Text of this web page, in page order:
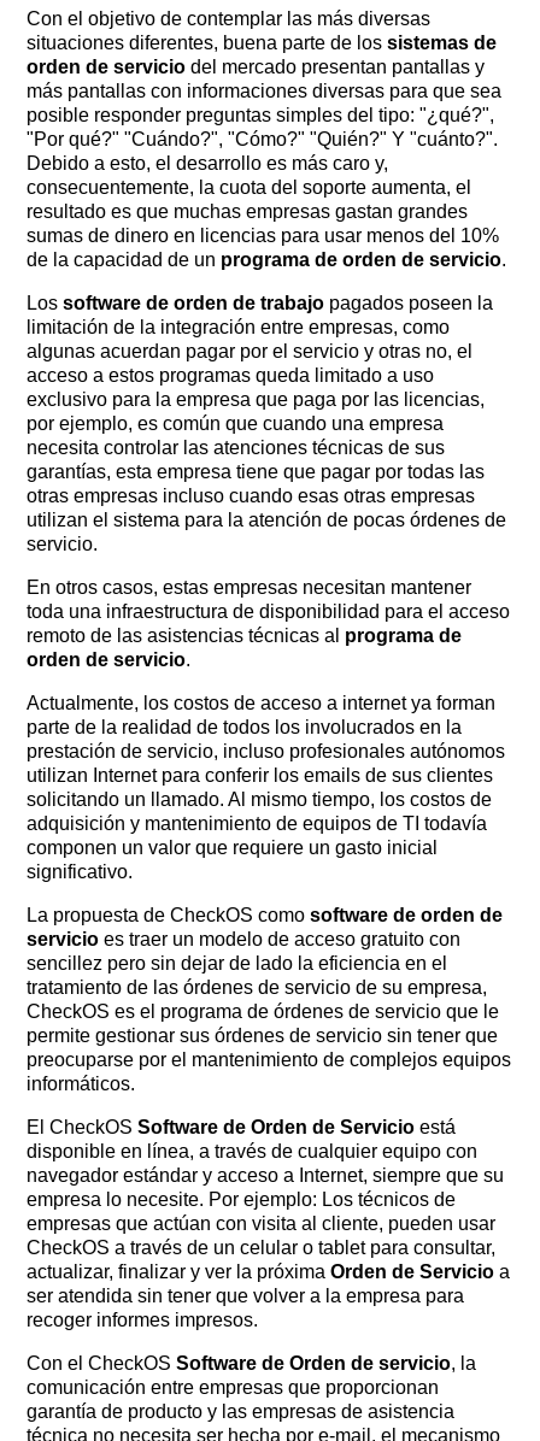
Con el objetivo de contemplar las más diversas
situaciones diferentes, buena parte de lossistemas de
orden de servicio del mercado presentan pantallas y
más pantallas con informaciones diversas para que sea
posible responder preguntas simples del tipo: "¿qué?", ​​
"Por qué?" "Cuándo?", "Cómo?" "Quién?" Y "cuánto?".
Debido a esto, el desarrollo es más caro y,
consecuentemente, la cuota del soporte aumenta, el
resultado es que muchas empresas gastan grandes
sumas de dinero en licencias para usar menos del 10%
de la capacidad de un programa de orden de servicio.
Lossoftware de orden de trabajo pagados poseen la
limitación de la integración entre empresas, como
algunas acuerdan pagar por el servicio y otras no, el
acceso a estos programas queda limitado a uso
exclusivo para la empresa que paga por las licencias,
por ejemplo, es común que cuando una empresa
necesita controlar las atenciones técnicas de sus
garantías, esta empresa tiene que pagar por todas las
otras empresas incluso cuando esas otras empresas
utilizan el sistema para la atención de pocas órdenes de
servicio.
En otros casos, estas empresas necesitan mantener
toda una infraestructura de disponibilidad para el acceso
remoto de las asistencias técnicas al programa de
orden de servicio.
Actualmente, los costos de acceso a internet ya forman
parte de la realidad de todos los involucrados en la
prestación de servicio, incluso profesionales autónomos
utilizan Internet para conferir los emails de sus clientes
solicitando un llamado. Al mismo tiempo, los costos de
adquisición y mantenimiento de equipos de TI todavía
componen un valor que requiere un gasto inicial
significativo.
La propuesta de CheckOS comosoftware de orden de
servicio es traer un modelo de acceso gratuito con
sencillez pero sin dejar de lado la eficiencia en el
tratamiento de las órdenes de servicio de su empresa,
CheckOS es el programa de órdenes de servicio que le
permite gestionar sus órdenes de servicio sin tener que
preocuparse por el mantenimiento de complejos equipos
informáticos.
El CheckOSSoftware de Orden de Servicio está
disponible en línea, a través de cualquier equipo con
navegador estándar y acceso a Internet, siempre que su
empresa lo necesite. Por ejemplo: Los técnicos de
empresas que actúan con visita al cliente, pueden usar
CheckOS a través de un celular o tablet para consultar,
actualizar, finalizar y ver la próximaOrden de Servicio a
ser atendida sin tener que volver a la empresa para
recoger informes impresos.
Con el CheckOSSoftware de Orden de servicio, la
comunicación entre empresas que proporcionan
garantía de producto y las empresas de asistencia
técnica no necesita ser hecha por e-mail, el mecanismo